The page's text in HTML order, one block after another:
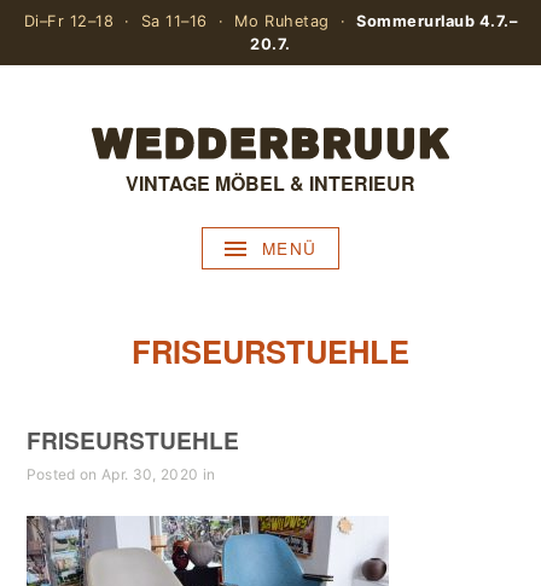
Di–Fr 12–18 · Sa 11–16 · Mo Ruhetag ·Sommerurlaub 4.7.–
20.7.
VINTAGE MÖBEL & INTERIEUR
MENÜ
FRISEURSTUEHLE
FRISEURSTUEHLE
Posted on Apr. 30, 2020 in